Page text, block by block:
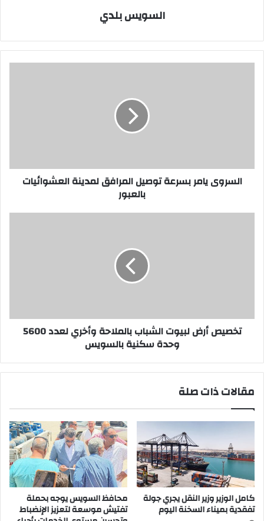
السويس بلدي
السروى يامر بسرعة توصيل المرافق لمدينة العشوائيات
بالعبور
وحدة
سكنية
تخصيص أرض لبيوت الشباب بالملاحة وأخري لعدد 5600
وحدة سكنية بالسويس
مقالات ذات صلة
كامل الوزير وزير النقل يجري جولة
تفقدية بميناء السخنة اليوم
محافظ السويس يوجه بحملة
تفتيش موسعة لتعزيز الإنضباط